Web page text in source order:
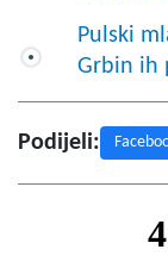
Pulski
Grbin ih
Podijeli: